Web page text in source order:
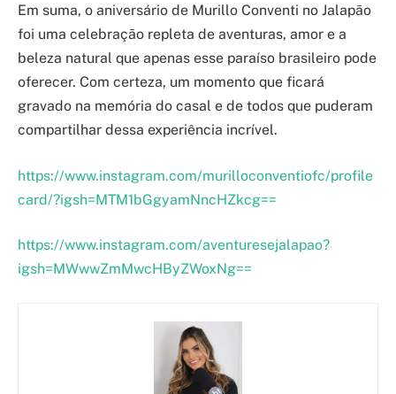
Em suma, o aniversário de Murillo Conventi no Jalapão
foi uma celebração repleta de aventuras, amor e a
beleza natural que apenas esse paraíso brasileiro pode
oferecer. Com certeza, um momento que ficará
gravado na memória do casal e de todos que puderam
compartilhar dessa experiência incrível.
https://www.instagram.com/murilloconventiofc/profile
card/?igsh=MTM1bGgyamNncHZkcg==
https://www.instagram.com/aventuresejalapao?
igsh=MWwwZmMwcHByZWoxNg==